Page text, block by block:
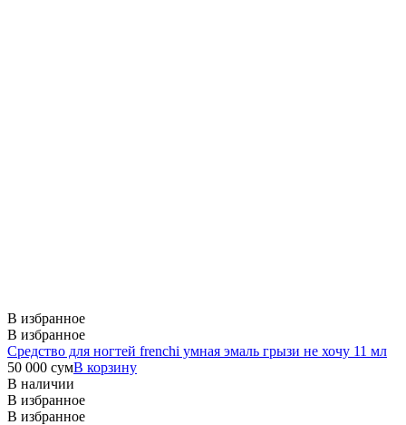
В избранное
В избранное
Средство для ногтей frenchi умная эмаль грызи не хочу 11 мл
50 000 сумВ корзину
В наличии
В избранное
В избранное